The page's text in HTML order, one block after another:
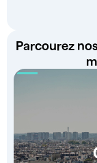
Rémunération
bien équipée -
pluridisciplinaire -
issus de l’Union
gratuitement
avec des
l’Ordre des
Contactez-nous
Retrouvez plus
Parcourez